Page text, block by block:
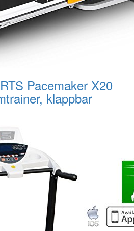
Pacemaker X20
klappbar